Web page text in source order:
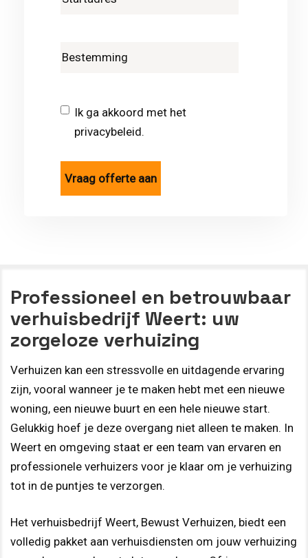
Ik ga akkoord met het
privacybeleid.
Professioneel en betrouwbaar
verhuisbedrijf Weert: uw
zorgeloze verhuizing
Verhuizen kan een stressvolle en uitdagende ervaring
zijn, vooral wanneer je te maken hebt met een nieuwe
woning, een nieuwe buurt en een hele nieuwe start.
Gelukkig hoef je deze overgang niet alleen te maken. In
Weert en omgeving staat er een team van ervaren en
professionele verhuizers voor je klaar om je verhuizing
tot in de puntjes te verzorgen.
Het verhuisbedrijf Weert, Bewust Verhuizen, biedt een
volledig pakket aan verhuisdiensten om jouw verhuizing